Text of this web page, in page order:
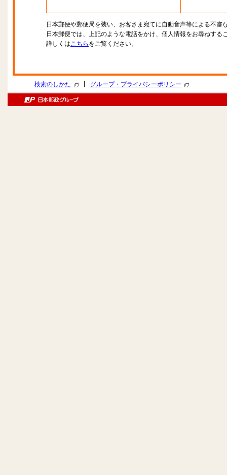
日本郵便や郵便局を装い、お客さま宛てに自動音声等による不審
日本郵便では、上記のような電話をかけ、個人情報をお尋ねする
詳しくはこちら をご覧ください。
検索のしかた グループ・プライバシーポリシー